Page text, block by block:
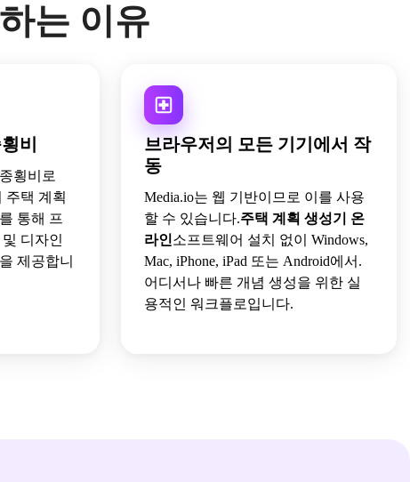
는 이유
비
횡비로
주택 계획
통해 프
디자인
제공합니
브라우저의 모든 기기에서 작
동
Media.io는 웹 기반이므로 이를 사용
할 수 있습니다.주택 계획 생성기 온
라인소프트웨어 설치 없이 Windows,
Mac, iPhone, iPad 또는 Android에서.
어디서나 빠른 개념 생성을 위한 실
용적인 워크플로입니다.